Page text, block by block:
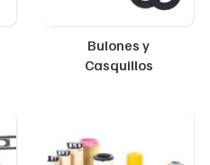
Bulones y
Casquillos